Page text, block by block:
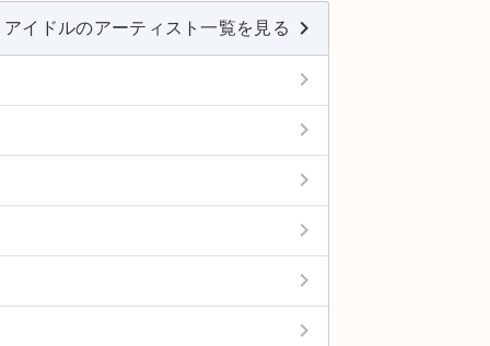
アイドルのアーティスト一覧を見る keyboard_arrow_right
keyboard_arrow_right
keyboard_arrow_right
keyboard_arrow_right
keyboard_arrow_right
keyboard_arrow_right
keyboard_arrow_right